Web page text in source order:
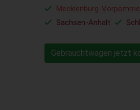
Mecklenburg-
Sachsen-Anhalt
Gebrauchtwagen jetzt